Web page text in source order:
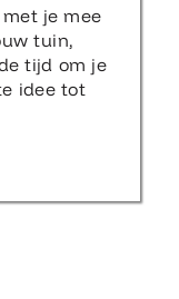
je mee
tuin,
tijd om je
idee tot